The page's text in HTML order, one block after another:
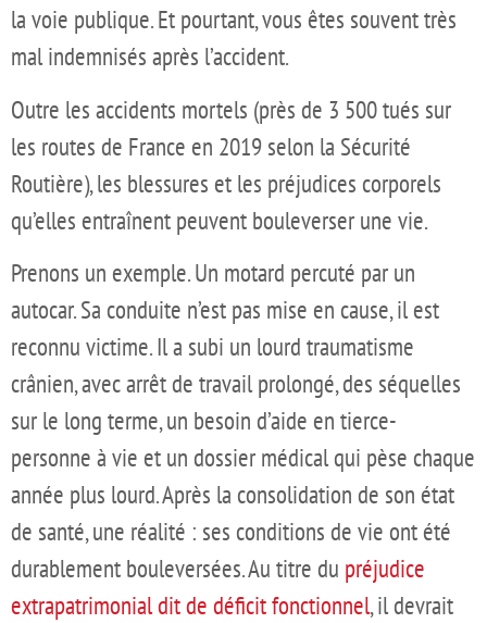
la voie publique. Et pourtant, vous êtes souvent très
mal indemnisés après l’accident.
Outre les accidents mortels (près de 3 500 tués sur
les routes de France en 2019 selon la Sécurité
Routière), les blessures et les préjudices corporels
qu’elles entraînent peuvent bouleverser une vie.
Prenons un exemple. Un motard percuté par un
autocar. Sa conduite n’est pas mise en cause, il est
reconnu victime. Il a subi un lourd traumatisme
crânien, avec arrêt de travail prolongé, des séquelles
sur le long terme, un besoin d’aide en tierce-
personne à vie et un dossier médical qui pèse chaque
année plus lourd. Après la consolidation de son état
de santé, une réalité : ses conditions de vie ont été
durablement bouleversées. Au titre du préjudice
extrapatrimonial dit de déficit fonctionnel, il devrait